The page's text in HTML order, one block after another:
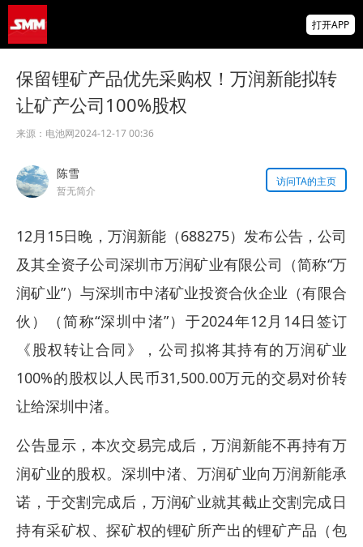
北京进一步优化房地产政策 房地产板块上涨
京投发展、金科股份涨停【SMM快讯】
为有色行业打造的神器
打开APP
保留锂矿产品优先采购权！万润新能拟转
让矿产公司100%股权
来源： 电池网2024-12-17 00:36
陈雪
暂无简介
访问TA的主页
12月15日晚，万润新能（688275）发布公告，公司
及其全资子公司深圳市万润矿业有限公司（简称“万
润矿业”）与深圳市中渚矿业投资合伙企业（有限合
伙）（简称“深圳中渚”）于2024年12月14日签订
《股权转让合同》，公司拟将其持有的万润矿业
100%的股权以人民币31,500.00万元的交易对价转
让给深圳中渚。
公告显示，本次交易完成后，万润新能不再持有万
润矿业的股权。深圳中渚、万润矿业向万润新能承
诺，于交割完成后，万润矿业就其截止交割完成日
持有采矿权、探矿权的锂矿所产出的锂矿产品（包